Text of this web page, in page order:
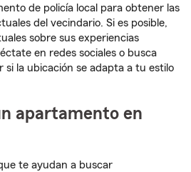
de policía local para obtener las
del vecindario. Si es posible,
sobre sus experiencias
en redes sociales o busca
si la ubicación se adapta a tu estilo
apartamento en
te ayudan a buscar